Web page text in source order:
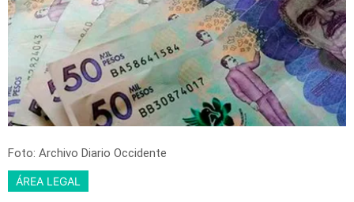
Foto: Archivo Diario Occidente
ÁREA LEGAL